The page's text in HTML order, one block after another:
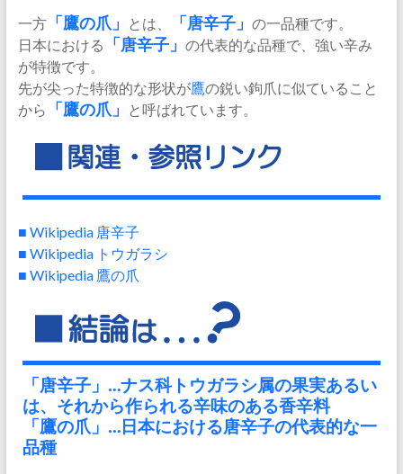
一方「 鷹の爪」 とは、 「唐辛子」 の一品種です。
日本における
「唐辛子」 の代表的な品種で、強い辛み
が特徴です。
先が尖った特徴的な形状が鷹の鋭い鉤爪に似ていること
から
「鷹の爪」 と呼ばれています。
■ Wikipedia 唐辛子
■ Wikipedia トウガラシ
■ Wikipedia 鷹の爪
「唐辛子」…ナス科トウガラシ属の果実あるい
は、それから作られる辛味のある香辛料
「鷹の爪」…日本における唐辛子の代表的な一
品種